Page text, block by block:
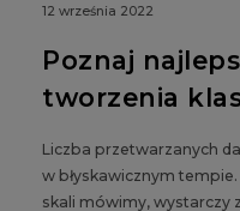
12 września 2022
Poznaj
tworzenia
Liczba przetwarzanych
w błyskawicznym
skali mówimy, wystarczy